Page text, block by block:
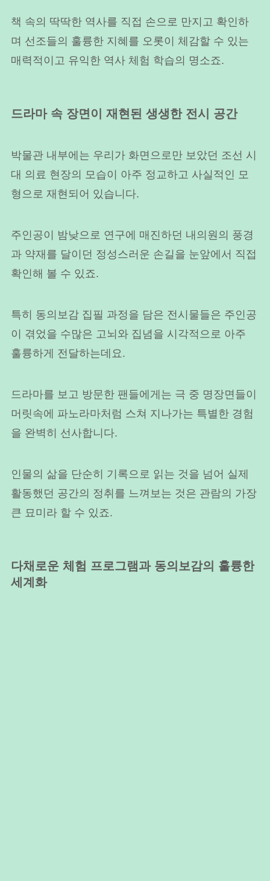
책 속의 딱딱한 역사를 직접 손으로 만지고 확인하
며 선조들의 훌륭한 지혜를 오롯이 체감할 수 있는
매력적이고 유익한 역사 체험 학습의 명소죠.
드라마 속 장면이 재현된 생생한 전시 공간
박물관 내부에는 우리가 화면으로만 보았던 조선 시
대 의료 현장의 모습이 아주 정교하고 사실적인 모
형으로 재현되어 있습니다.
주인공이 밤낮으로 연구에 매진하던 내의원의 풍경
과 약재를 달이던 정성스러운 손길을 눈앞에서 직접
확인해 볼 수 있죠.
특히 동의보감 집필 과정을 담은 전시물들은 주인공
이 겪었을 수많은 고뇌와 집념을 시각적으로 아주
훌륭하게 전달하는데요.
드라마를 보고 방문한 팬들에게는 극 중 명장면들이
머릿속에 파노라마처럼 스쳐 지나가는 특별한 경험
을 완벽히 선사합니다.
인물의 삶을 단순히 기록으로 읽는 것을 넘어 실제
활동했던 공간의 정취를 느껴보는 것은 관람의 가장
큰 묘미라 할 수 있죠.
다채로운 체험 프로그램과 동의보감의 훌륭한
세계화